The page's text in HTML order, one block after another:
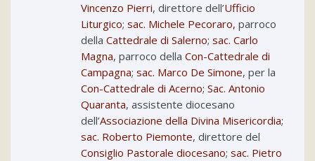
Vincenzo Pierri, direttore dell’Ufficio
Liturgico; sac. Michele Pecoraro, parroco
della Cattedrale di Salerno; sac. Carlo
Magna, parroco della Con-Cattedrale di
Campagna; sac. Marco De Simone, per la
Con-Cattedrale di Acerno; Sac. Antonio
Quaranta, assistente diocesano
dell’Associazione della Divina Misericordia;
sac. Roberto Piemonte, direttore del
Consiglio Pastorale diocesano; sac. Pietro